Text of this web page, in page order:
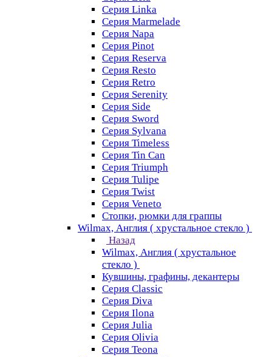
Серия Linka
Серия Marmelade
Серия Napa
Серия Pinot
Серия Reserva
Серия Resto
Серия Retro
Серия Serenity
Серия Side
Серия Sword
Серия Sуlvana
Серия Timeless
Серия Tin Can
Серия Triumph
Серия Tulipe
Серия Twist
Серия Veneto
Стопки, рюмки для граппы
Wilmax, Англия ( хрустальное стекло )
Назад
Wilmax, Англия ( хрустальное
стекло )
Кувшины, графины, декантеры
Серия Classic
Серия Diva
Серия Ilona
Серия Julia
Серия Olivia
Серия Teona